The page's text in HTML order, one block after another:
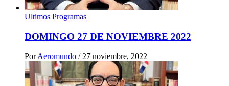
Ultimos Programas
DOMINGO 27 DE NOVIEMBRE 2022
Por Aeromundo / 27 noviembre, 2022